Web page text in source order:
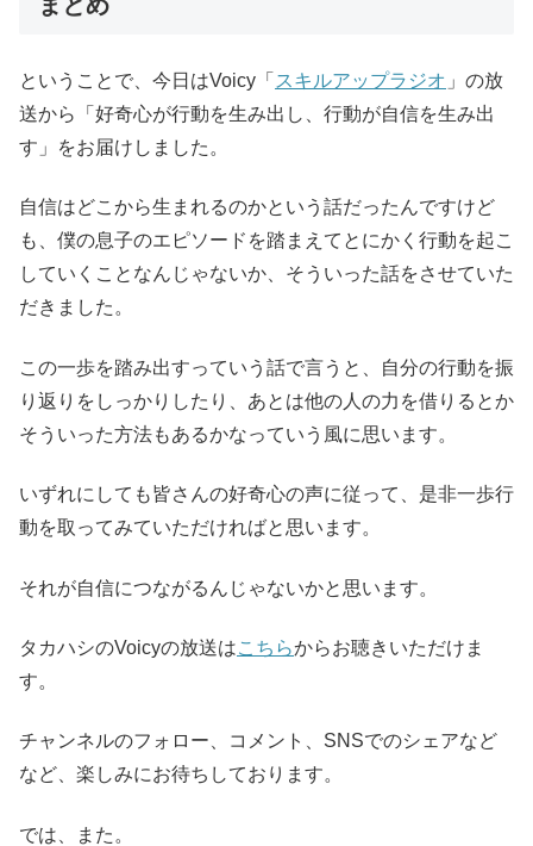
ということで、今日はVoicy「 スキルアップラジオ 」の放
送から「好奇心が行動を生み出し、行動が自信を生み出
す」をお届けしました。
自信はどこから生まれるのかという話だったんですけど
も、僕の息子のエピソードを踏まえてとにかく行動を起こ
していくことなんじゃないか、そういった話をさせていた
だきました。
この一歩を踏み出すっていう話で言うと、自分の行動を振
り返りをしっかりしたり、あとは他の人の力を借りるとか
そういった方法もあるかなっていう風に思います。
いずれにしても皆さんの好奇心の声に従って、是非一歩行
動を取ってみていただければと思います。
それが自信につながるんじゃないかと思います。
タカハシのVoicyの放送はこちらからお聴きいただけま
す。
チャンネルのフォロー、コメント、SNSでのシェアなど
など、楽しみにお待ちしております。
では、また。